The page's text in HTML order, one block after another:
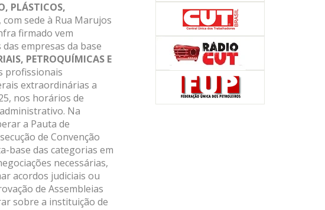
PLÁSTICOS,
com sede à Rua Marujos
firmado vem
empresas da base
PETROQUÍMICAS E
profissionais
extraordinárias a
nos horários de
Na
a Pauta de
de Convenção
base das categorias em
necessárias,
acordos judiciais ou
de Assembleias
sobre a instituição de